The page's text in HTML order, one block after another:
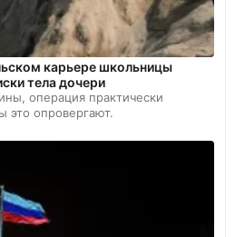
карьере школьницы
тела дочери
операция практически
это опровергают.